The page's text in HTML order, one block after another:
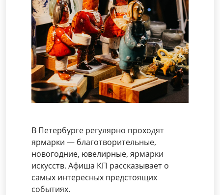
В Петербурге регулярно проходят
ярмарки — благотворительные,
новогодние, ювелирные, ярмарки
искусств. Афиша КП рассказывает о
самых интересных предстоящих
событиях.